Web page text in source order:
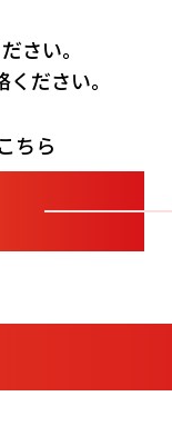
さい。
ださい。
ちら